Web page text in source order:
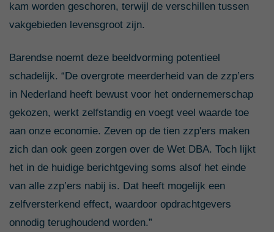
kam worden geschoren, terwijl de verschillen tussen
vakgebieden levensgroot zijn.
Barendse noemt deze beeldvorming potentieel
schadelijk. “De overgrote meerderheid van de zzp’ers
in Nederland heeft bewust voor het ondernemerschap
gekozen, werkt zelfstandig en voegt veel waarde toe
aan onze economie. Zeven op de tien zzp'ers maken
zich dan ook geen zorgen over de Wet DBA. Toch lijkt
het in de huidige berichtgeving soms alsof het einde
van alle zzp’ers nabij is. Dat heeft mogelijk een
zelfversterkend effect, waardoor opdrachtgevers
onnodig terughoudend worden.”